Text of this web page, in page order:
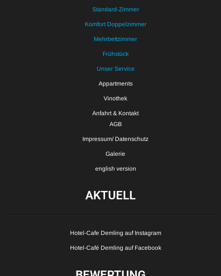
Standard-Zimmer
Komfort Doppelzimmer
Mehrbettzimmer
Frühstück
Unser Service
Appartments
Vinothek
Anfahrt & Kontakt
AGB
Impressum/ Datenschutz
Galerie
english version
AKTUELL
Hotel-Cafe Demling auf Instagram
Hotel-Café Demling auf Facebook